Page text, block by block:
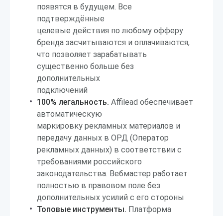
появятся в будущем. Все
подтверждённые
целевые действия по любому офферу
бренда засчитываются и оплачиваются,
что позволяет зарабатывать
существенно больше без
дополнительных
подключений
100% легальность. Affilead обеспечивает
автоматическую
маркировку рекламных материалов и
передачу данных в ОРД (Оператор
рекламных данных) в соответствии с
требованиями российского
законодательства. Вебмастер работает
полностью в правовом поле без
дополнительных усилий с его стороны
Топовые инструменты. Платформа